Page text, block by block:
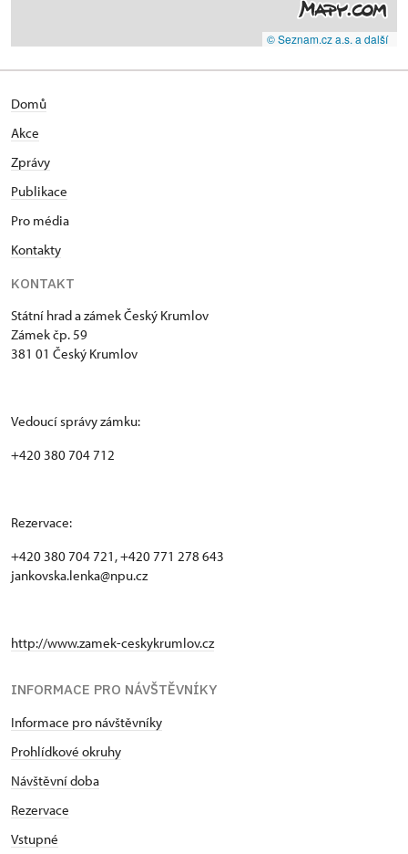
© Seznam.cz a.s. a další
Domů
Akce
Zprávy
Publikace
Pro média
Kontakty
KONTAKT
Státní hrad a zámek Český Krumlov
Zámek čp. 59
381 01 Český Krumlov
Vedoucí správy zámku:
+420 380 704 712
Rezervace:
+420 380 704 721, +420 771 278 643
jankovska.lenka@npu.cz
http://www.zamek-ceskykrumlov.cz
INFORMACE PRO NÁVŠTĚVNÍKY
Informace pro návštěvníky
Prohlídkové okruhy
Návštěvní doba
Rezervace
Vstupné